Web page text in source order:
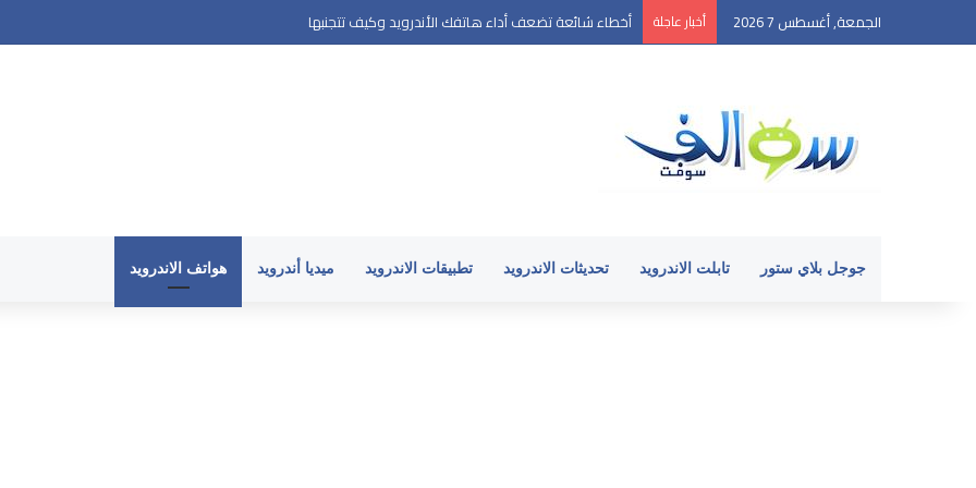
الجمعة, أغسطس 7 2026 أخبار عاجلة أخطاء شائعة تضعف أداء هاتفك الأندرويد وكيف تتجنبها
جوجل بلاي ستور تابلت الاندرويد تحديثات الاندرويد تطبيقات الاندرويد ميديا أندرويد هواتف الاندرويد